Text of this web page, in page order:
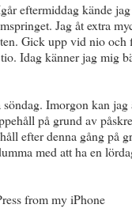
eftermiddag kände
Jag åt extra
Gick upp vid nio och
Idag känner jag mig
Imorgon kan
på grund av
efter denna gång på
med att ha en
from my iPhone